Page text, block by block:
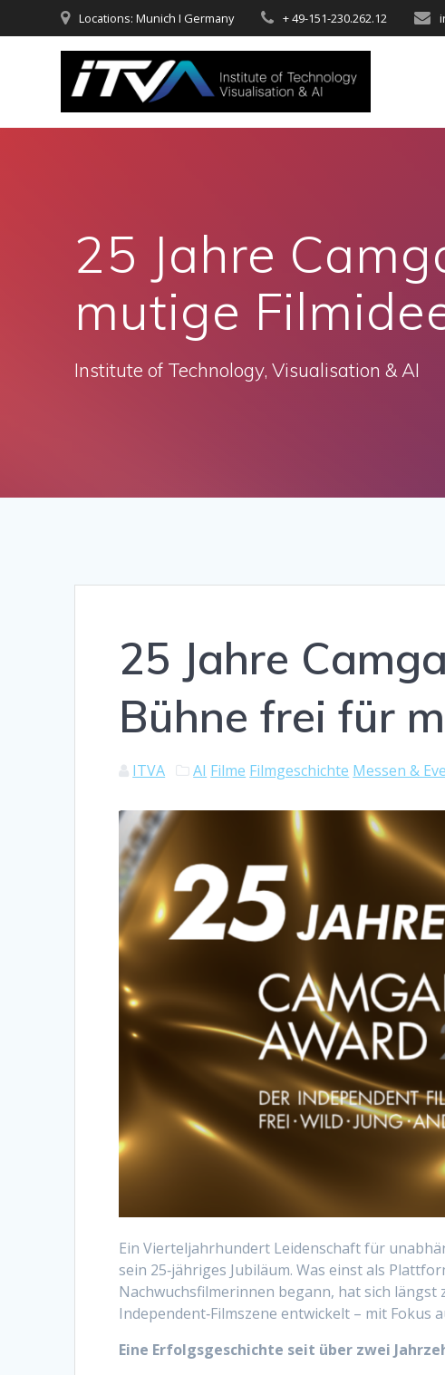
Inhalt
Locations: Munich I Germany + 49-151-230.262.12
25 Jahre
mutige
Institute of Technology, Visualisation & AI
25 Jahre
Bühne frei für
ITVA AI Filme Filmgeschichte Messen &
Ein Vierteljahrhundert Leidenschaft für
sein 25‑jähriges Jubiläum. Was einst als
Nachwuchsfilmerinnen begann, hat sich
Independent‑Filmszene entwickelt – mit
Eine Erfolgsgeschichte seit über zwei